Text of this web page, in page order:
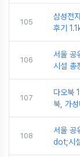
105
삼성전
후기
106
서울 공
시설 총
107
다오북
북, 가
108
서울 공
dot;시